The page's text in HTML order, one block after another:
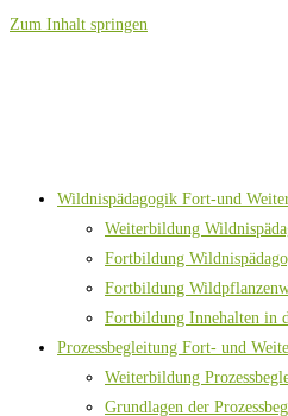
Zum Inhalt springen
Wildnispädagogik Fort-und
Weiterbildung
Fortbildung
Fortbildung
Fortbildung Innehalten in
Prozessbegleitung Fort- und
Weiterbildung
Grundlagen der